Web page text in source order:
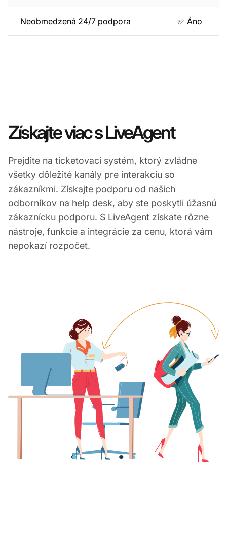
Neobmedzená 24/7 podpora ✅ Áno
Získajte viac s LiveAgent
Prejdite na ticketovací systém, ktorý zvládne
všetky dôležité kanály pre interakciu so
zákazníkmi. Získajte podporu od našich
odborníkov na help desk, aby ste poskytli úžasnú
zákaznícku podporu. S LiveAgent získate rôzne
nástroje, funkcie a integrácie za cenu, ktorá vám
nepokazí rozpočet.